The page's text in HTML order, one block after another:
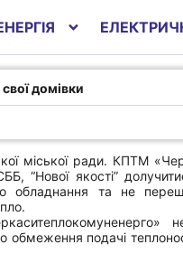
домівки
міської ради. КПТМ
“Нової якості”
обладнання та не
обмеження подачі